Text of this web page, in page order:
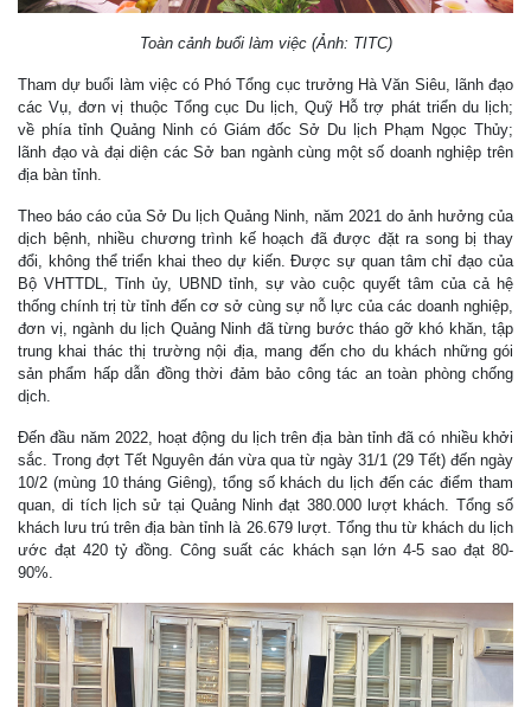
Toàn cảnh buổi làm việc (Ảnh: TITC)
Tham dự buổi làm việc có Phó Tổng cục trưởng Hà Văn Siêu, lãnh đạo
các Vụ, đơn vị thuộc Tổng cục Du lịch, Quỹ Hỗ trợ phát triển du lịch;
về phía tỉnh Quảng Ninh có Giám đốc Sở Du lịch Phạm Ngọc Thủy;
lãnh đạo và đại diện các Sở ban ngành cùng một số doanh nghiệp trên
địa bàn tỉnh.
Theo báo cáo của Sở Du lịch Quảng Ninh, năm 2021 do ảnh hưởng của
dịch bệnh, nhiều chương trình kế hoạch đã được đặt ra song bị thay
đổi, không thể triển khai theo dự kiến. Được sự quan tâm chỉ đạo của
Bộ VHTTDL, Tỉnh ủy, UBND tỉnh, sự vào cuộc quyết tâm của cả hệ
thống chính trị từ tỉnh đến cơ sở cùng sự nỗ lực của các doanh nghiệp,
đơn vị, ngành du lịch Quảng Ninh đã từng bước tháo gỡ khó khăn, tập
trung khai thác thị trường nội địa, mang đến cho du khách những gói
sản phẩm hấp dẫn đồng thời đảm bảo công tác an toàn phòng chống
dịch.
Đến đầu năm 2022, hoạt động du lịch trên địa bàn tỉnh đã có nhiều khởi
sắc. Trong đợt Tết Nguyên đán vừa qua từ ngày 31/1 (29 Tết) đến ngày
10/2 (mùng 10 tháng Giêng), tổng số khách du lịch đến các điểm tham
quan, di tích lịch sử tại Quảng Ninh đạt 380.000 lượt khách. Tổng số
khách lưu trú trên địa bàn tỉnh là 26.679 lượt. Tổng thu từ khách du lịch
ước đạt 420 tỷ đồng. Công suất các khách sạn lớn 4-5 sao đạt 80-
90%.